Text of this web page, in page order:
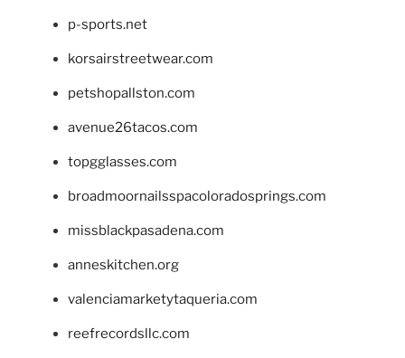
p-sports.net
korsairstreetwear.com
petshopallston.com
avenue26tacos.com
topgglasses.com
broadmoornailsspacoloradosprings.com
missblackpasadena.com
anneskitchen.org
valenciamarketytaqueria.com
reefrecordsllc.com